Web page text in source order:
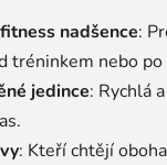
nadšence:
tréninkem nebo po
jedince: Rychlá
: Kteří chtějí